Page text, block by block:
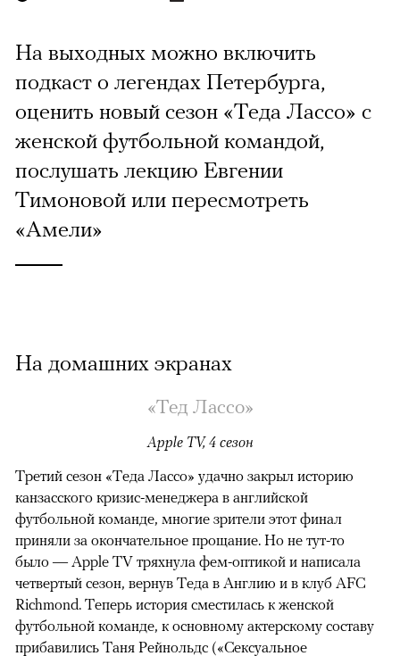
На выходных можно включить
подкаст о легендах Петербурга,
оценить новый сезон «Теда Лассо» с
женской футбольной командой,
послушать лекцию Евгении
Тимоновой или пересмотреть
«Амели»
На домашних экранах
«Тед Лассо»
Apple TV, 4 сезон
Третий сезон «Теда Лассо» удачно закрыл историю
канзасского кризис-менеджера в английской
футбольной команде, многие зрители этот финал
приняли за окончательное прощание. Но не тут-то
было — Apple TV тряхнула фем-оптикой и написала
четвертый сезон, вернув Теда в Англию и в клуб AFC
Richmond. Теперь история сместилась к женской
футбольной команде, к основному актерскому составу
прибавились Таня Рейнольдс («Сексуальное